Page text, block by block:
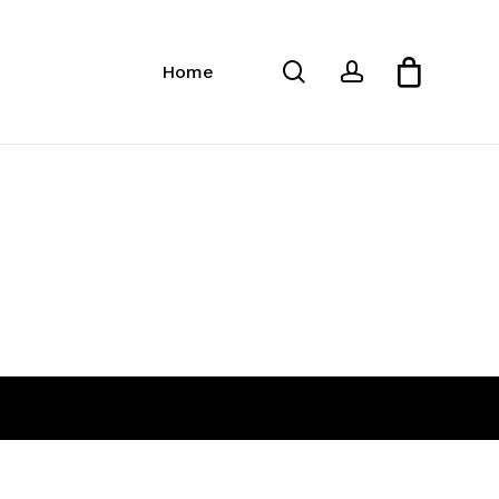
Home searchaccount
Cart